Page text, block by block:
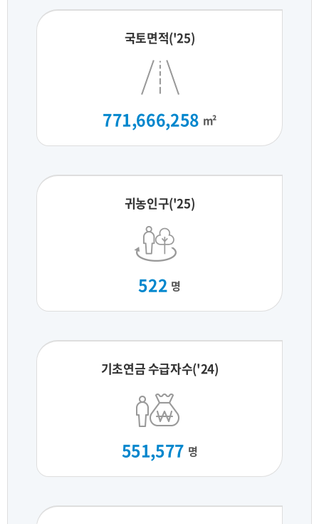
국토면적('25)
771,666,258 m²
귀농인구('25)
522 명
기초연금 수급자수('24)
551,577 명